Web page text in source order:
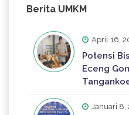
Berita UMKM
April 16,
Potensi
Eceng
Januari 8,